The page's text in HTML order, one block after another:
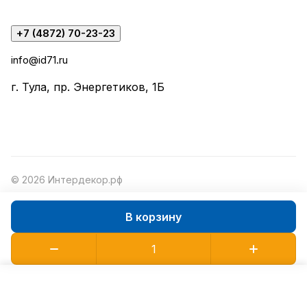
В корзину
+7 (4872) 70-23-23
info@id71.ru
г. Тула, пр. Энергетиков, 1Б
© 2026 Интердекор.рф